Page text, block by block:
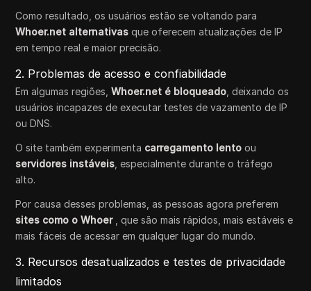
Como resultado, os usuários estão se voltando para
Whoer.net alternativas que oferecem atualizações de IP
em tempo real e maior precisão.
2. Problemas de acesso e confiabilidade
Em algumas regiões,Whoer.net é bloqueado , deixando os
usuários incapazes de executar testes de vazamento de IP
ou DNS.
O site também experimenta carregamento lento ou
servidores instáveis , especialmente durante o tráfego
alto.
Por causa desses problemas, as pessoas agora preferem
sites como o Whoer, que são mais rápidos, mais estáveis e
mais fáceis de acessar em qualquer lugar do mundo.
3. Recursos desatualizados e testes de privacidade
limitados